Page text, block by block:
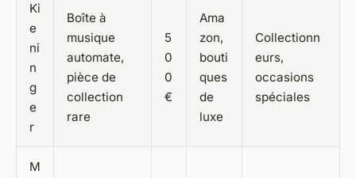
Ki
e
ni
n
g
e
r
Boîte à
musique
automate,
pièce de
collection
rare
5
0
0
€
Ama
zon,
bouti
ques
de
luxe
Collectionn
eurs,
occasions
spéciales
M